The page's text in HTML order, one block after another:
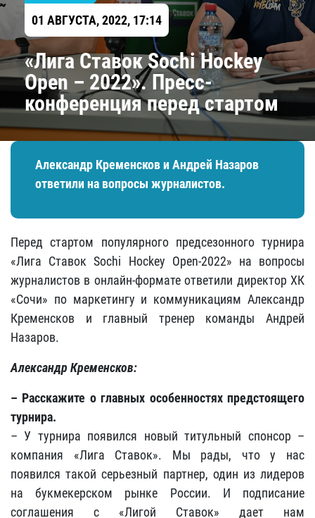
01 АВГУСТА, 2022, 17:14
«Лига Ставок Sochi Hockey
Open – 2022». Пресс-
конференция перед стартом
Александр Кременсков и Андрей Назаров
ответили на вопросы журналистов.
Перед стартом популярного предсезонного турнира
«Лига Ставок Sochi Hockey Open-2022» на вопросы
журналистов в онлайн-формате ответили директор ХК
«Сочи» по маркетингу и коммуникациям Александр
Кременсков и главный тренер команды Андрей
Назаров.
Александр Кременсков:
– Расскажите о главных особенностях предстоящего
турнира.
– У турнира появился новый титульный спонсор –
компания «Лига Ставок». Мы рады, что у нас
появился такой серьезный партнер, один из лидеров
на букмекерском рынке России. И подписание
соглашения с «Лигой Ставок» дает нам